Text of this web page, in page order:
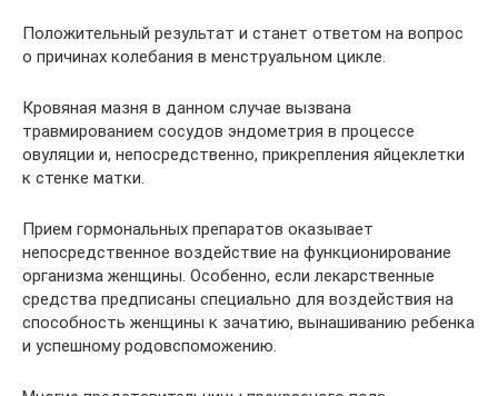
Положительный результат и станет ответом на вопрос
о причинах колебания в менструальном цикле.
Кровяная мазня в данном случае вызвана
травмированием сосудов эндометрия в процессе
овуляции и, непосредственно, прикрепления яйцеклетки
к стенке матки.
Прием гормональных препаратов оказывает
непосредственное воздействие на функционирование
организма женщины. Особенно, если лекарственные
средства предписаны специально для воздействия на
способность женщины к зачатию, вынашиванию ребенка
и успешному родовспоможению.